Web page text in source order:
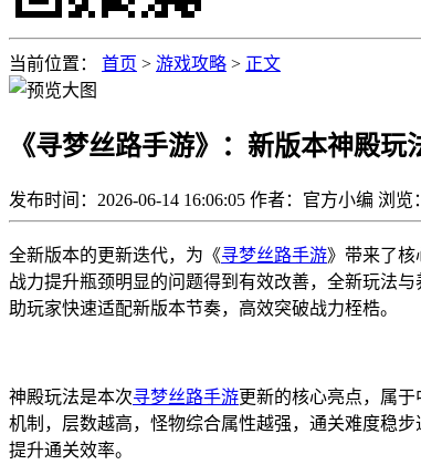
当前位置： 首页 > 游戏攻略 > 正文
《寻梦丝路手游》：新版本神殿玩
发布时间：2026-06-14 16:06:05 作者：官方小编 浏览：
全新版本的更新迭代，为《寻梦丝路手游》带来了核
战力提升瓶颈明显的问题得到有效改善，全新玩法
助玩家快速适配新版本节奏，高效突破战力桎梏。
神殿玩法是本次寻梦丝路手游更新的核心亮点，属
机制，层数越高，怪物综合属性越强，通关难度稳
提升通关效率。